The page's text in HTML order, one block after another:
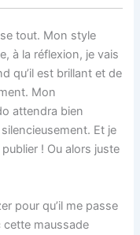
tout. Mon style
à la réflexion, je vais
qu’il est brillant et de
Mon
attendra bien
Et je
! Ou alors juste
pour qu’il me passe
maussade